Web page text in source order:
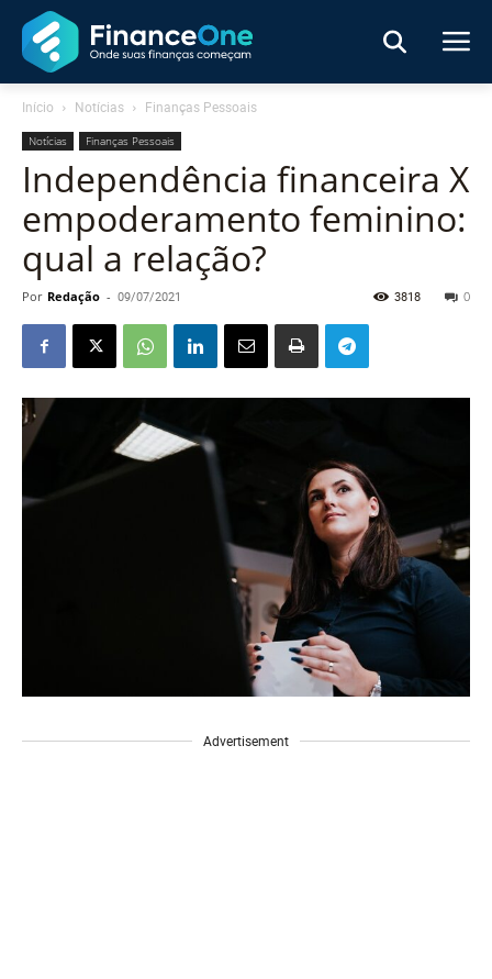
Início Notícias Finanças Pessoais
Notícias Finanças Pessoais
Independência financeira X
empoderamento feminino:
qual a relação?
Por Redação - 09/07/2021 0
3818
Advertisement